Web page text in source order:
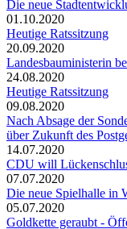
Die neue
01.10.2020
Heutige Ratssitzung
20.09.2020
Landesbauministerin
24.08.2020
Heutige Ratssitzung
09.08.2020
Nach Absage der
über Zukunft des
14.07.2020
CDU will
07.07.2020
Die neue Spielhalle in
05.07.2020
Goldkette geraubt -